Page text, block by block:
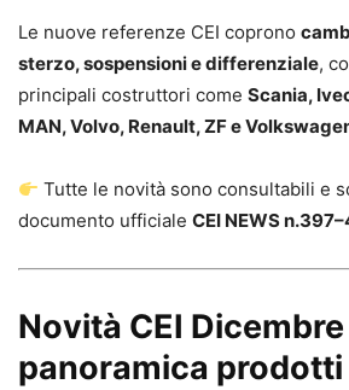
Le nuove referenze CEI coprono
sterzo, sospensioni e differenziale,
principali costruttori come Scania,
MAN, Volvo, Renault, ZF e
Tutte le novità sono consultabili e
documento ufficiale CEI NEWS
Novità CEI
panoramica prodotti